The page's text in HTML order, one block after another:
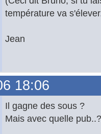
température va
Jean
18:06
Il gagne des sous ?
Mais avec quelle pub..?